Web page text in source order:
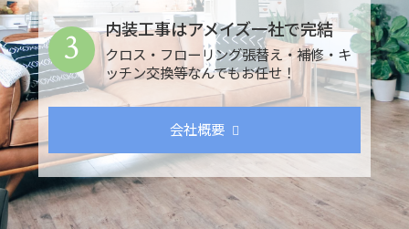
内装工事はアメイズ一社で完結
クロス・フローリング張替え・補修・キ
ッチン交換等なんでもお任せ！
3
会社概要